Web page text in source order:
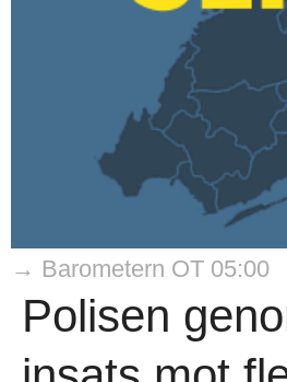
→ Barometern OT 05:00
Polisen